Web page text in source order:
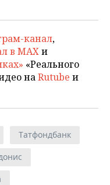
канал,
в MAXи
«Реального
наRutube и
Татфондбанк